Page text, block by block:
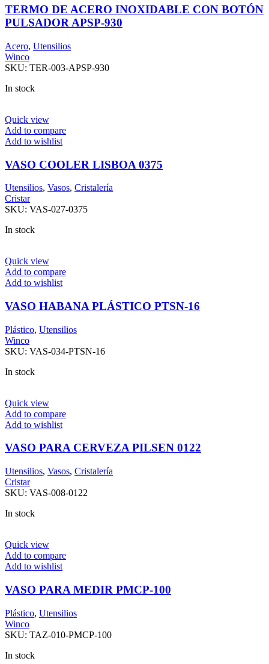
TERMO DE ACERO INOXIDABLE CON BOTÓN
PULSADOR APSP-930
Acero, Utensilios
Winco
SKU: TER-003-APSP-930
In stock
Quick view
Add to compare
Add to wishlist
VASO COOLER LISBOA 0375
Utensilios, Vasos, Cristalería
Cristar
SKU: VAS-027-0375
In stock
Quick view
Add to compare
Add to wishlist
VASO HABANA PLÁSTICO PTSN-16
Plástico, Utensilios
Winco
SKU: VAS-034-PTSN-16
In stock
Quick view
Add to compare
Add to wishlist
VASO PARA CERVEZA PILSEN 0122
Utensilios, Vasos, Cristalería
Cristar
SKU: VAS-008-0122
In stock
Quick view
Add to compare
Add to wishlist
VASO PARA MEDIR PMCP-100
Plástico, Utensilios
Winco
SKU: TAZ-010-PMCP-100
In stock